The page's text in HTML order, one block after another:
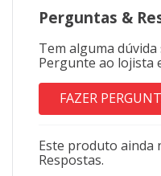
Perguntas &
Tem alguma
Pergunte ao lojista
FAZER
Este produto ainda
Respostas.